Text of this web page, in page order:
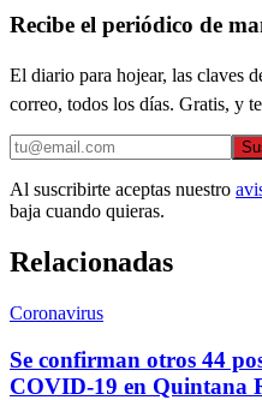
Recibe el periódico de
El diario para hojear, las claves
correo, todos los días. Gratis, y
Al suscribirte aceptas nuestro
baja cuando quieras.
Relacionadas
Coronavirus
Se confirman otros 44
COVID-19 en Quintana